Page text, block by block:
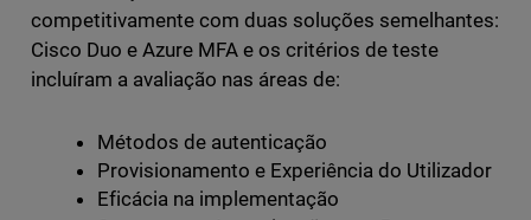
competitivamente com duas soluções semelhantes:
Cisco Duo e Azure MFA e os critérios de teste
incluíram a avaliação nas áreas de:
Métodos de autenticação
Provisionamento e Experiência do Utilizador
Eficácia na implementação